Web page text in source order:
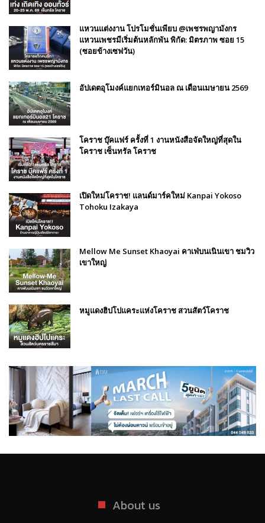
แหวนแต่งงาน โปรโมชั่นเพียบ @เพชรพญามังกร
แหวนเพชรมีเริ่มต้นหลักพัน พิกัด: มิตรภาพ ซอย 15
(ซอยข้างเซฟวัน)
อัปเดตอุโมงค์แยกเทอร์มินอล ณ เดือนเมษายน 2569
โคราช บุ๊คแฟร์​ ครั้งที่​ 1 งานหนังสือจัดใหญ่ที่สุดใน
โคราช เซ็นทรัล โคราช
เปิดใหม่โคราช! แลนด์มาร์คใหม่ Kanpai Yokoso
Tohoku Izakaya
Mellow Me Sunset Khaoyai คาเฟ่บนเนินเขา ชมวิว
เขาใหญ่
หมูแดงฮิปโปแคระแห่งโคราช สวนสัตว์โคราช
About us